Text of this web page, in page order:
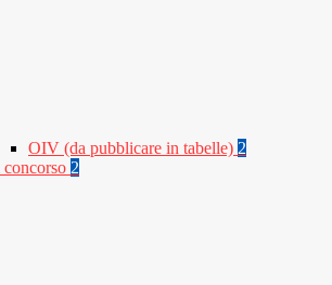
OIV (da pubblicare in tabelle) 2
2